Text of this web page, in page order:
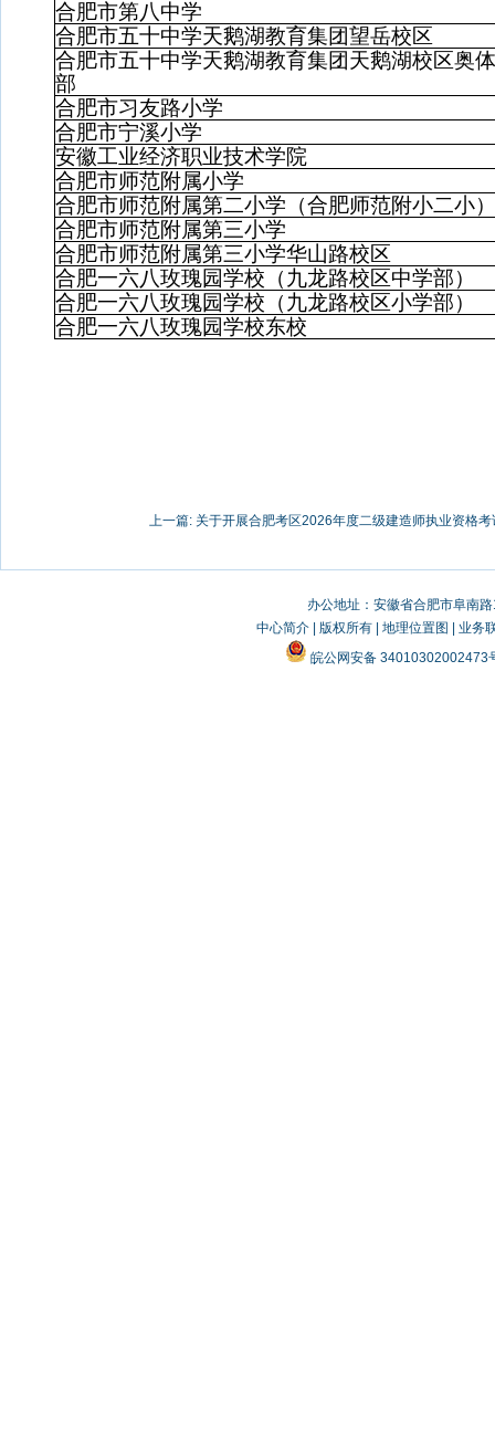
合肥市第八中学
合肥市五十中学天鹅湖教育集团望岳校区
合肥市五十中学天鹅湖教育集团天鹅湖校区奥
部
合肥市习友路小学
合肥市宁溪小学
安徽工业经济职业技术学院
合肥市师范附属小学
合肥市师范附属第二小学（合肥师范附小二小）
合肥市师范附属第三小学
合肥市师范附属第三小学华山路校区
合肥一六八玫瑰园学校（九龙路校区中学部）
合肥一六八玫瑰园学校（九龙路校区小学部）
合肥一六八玫瑰园学校东校
上一篇: 关于开展合肥考区2026年度二级建造师执业资格
办公地址：安徽省合肥市阜南
中心简介| 版权所有| 地理位置图
业务
皖公网安备 34010302002473